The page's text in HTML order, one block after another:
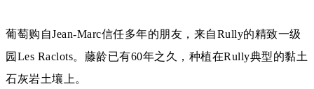
葡萄购自Jean-Marc信任多年的朋友，来自Rully的精致一级
园Les Raclots。藤龄已有60年之久，种植在Rully典型的黏土
石灰岩土壤上。